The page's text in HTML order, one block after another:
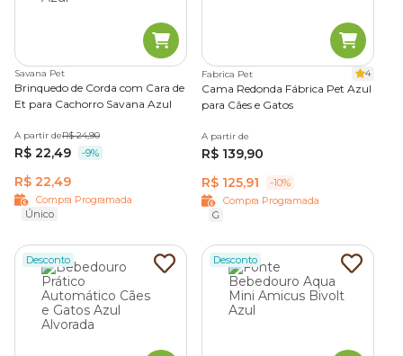
Savana Pet
Brinquedo de Corda com Cara de
Et para Cachorro Savana Azul
A partir deR$ 24,90
R$ 22,49 -9%
R$ 22,49
Compra Programada
Único
Fabrica Pet 4
Cama Redonda Fábrica Pet Azul
para Cães e Gatos
A partir de
R$ 139,90
R$ 125,91
-10%
Compra Programada
G
Desconto Desconto